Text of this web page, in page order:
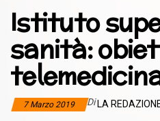
Istituto
sanità:
7 Marzo 2019 DiLA